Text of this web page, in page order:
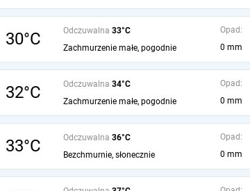
30°C Odczuwalna 33°C
Zachmurzenie małe, pogodnie
Opad:
0 mm
32°C Odczuwalna 34°C
Zachmurzenie małe, pogodnie
Opad:
0 mm
33°C Odczuwalna 36°C
Bezchmurnie, słonecznie
Opad:
0 mm